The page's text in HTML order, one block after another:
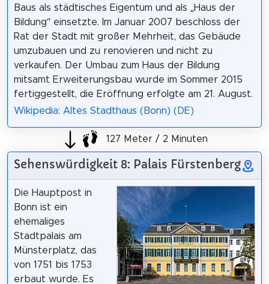
Baus als städtisches Eigentum und als „Haus der
Bildung“ einsetzte. Im Januar 2007 beschloss der
Rat der Stadt mit großer Mehrheit, das Gebäude
umzubauen und zu renovieren und nicht zu
verkaufen. Der Umbau zum Haus der Bildung
mitsamt Erweiterungsbau wurde im Sommer 2015
fertiggestellt, die Eröffnung erfolgte am 21. August.
Wikipedia: Altes Stadthaus (Bonn) (DE)
127 Meter / 2 Minuten
Sehenswürdigkeit 8: Palais Fürstenberg
Die Hauptpost in
Bonn ist ein
ehemaliges
Stadtpalais am
Münsterplatz, das
von 1751 bis 1753
erbaut wurde. Es